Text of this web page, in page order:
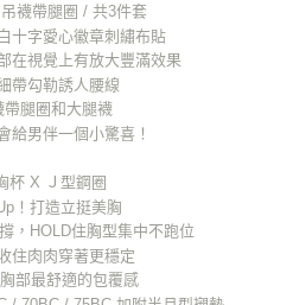
襪帶腿圈 / 共3件套
十字愛心徽章刺繡布貼​
在視覺上有放大豐滿效果
帶勾勒誘人腰線
帶腿圈和大腿襪
給男伴一個小驚喜！
杯 X Ｊ型鋼圈
！打造立挺美胸
，HOLD住胸型集中不跑位
住肉肉穿著更穩定
部最舒適的包覆感